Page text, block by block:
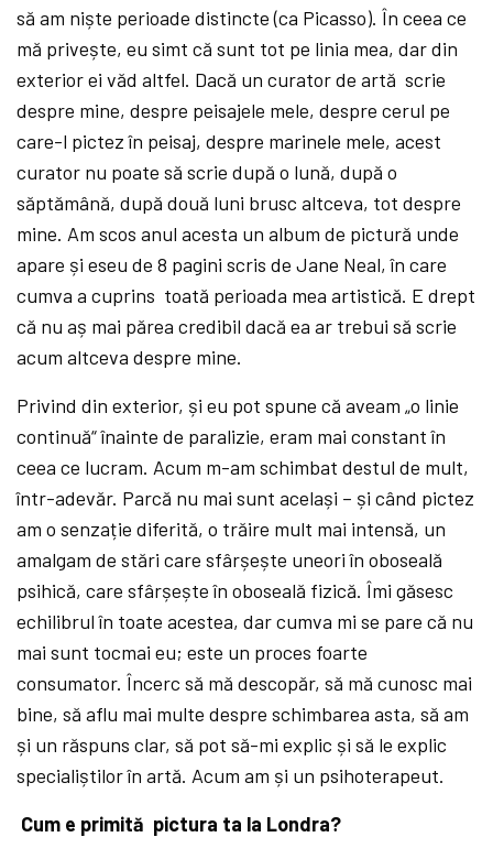
să am niște perioade distincte (ca Picasso). În ceea ce
mă privește, eu simt că sunt tot pe linia mea, dar din
exterior ei văd altfel. Dacă un curator de artă scrie
despre mine, despre peisajele mele, despre cerul pe
care-l pictez în peisaj, despre marinele mele, acest
curator nu poate să scrie după o lună, după o
săptămână, după două luni brusc altceva, tot despre
mine. Am scos anul acesta un album de pictură unde
apare și eseu de 8 pagini scris de Jane Neal, în care
cumva a cuprins toată perioada mea artistică. E drept
că nu aș mai părea credibil dacă ea ar trebui să scrie
acum altceva despre mine.
Privind din exterior, și eu pot spune că aveam „o linie
continuă“înainte de paralizie, eram mai constant în
ceea ce lucram. Acum m-am schimbat destul de mult,
într-adevăr. Parcă nu mai sunt același – și când pictez
am o senzație diferită, o trăire mult mai intensă, un
amalgam de stări care sfârșește uneori în oboseală
psihică, care sfârșește în oboseală fizică. Îmi găsesc
echilibrul în toate acestea, dar cumva mi se pare că nu
mai sunt tocmai eu; este un proces foarte
consumator. Încerc să mă descopăr, să mă cunosc mai
bine, să aflu mai multe despre schimbarea asta, să am
și un răspuns clar, să pot să-mi explic și să le explic
specialiștilor în artă. Acum am și un psihoterapeut.
Cum e primită pictura ta la Londra?